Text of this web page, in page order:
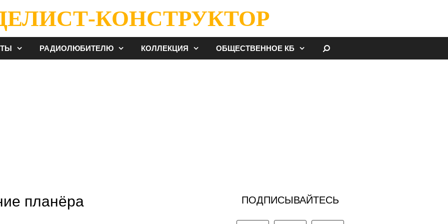
КОНСТРУКТОР
РАДИОЛЮБИТЕЛЮ КОЛЛЕКЦИЯ ОБЩЕСТВЕННОЕ КБ
планёра ПОДПИСЫВАЙТЕСЬ